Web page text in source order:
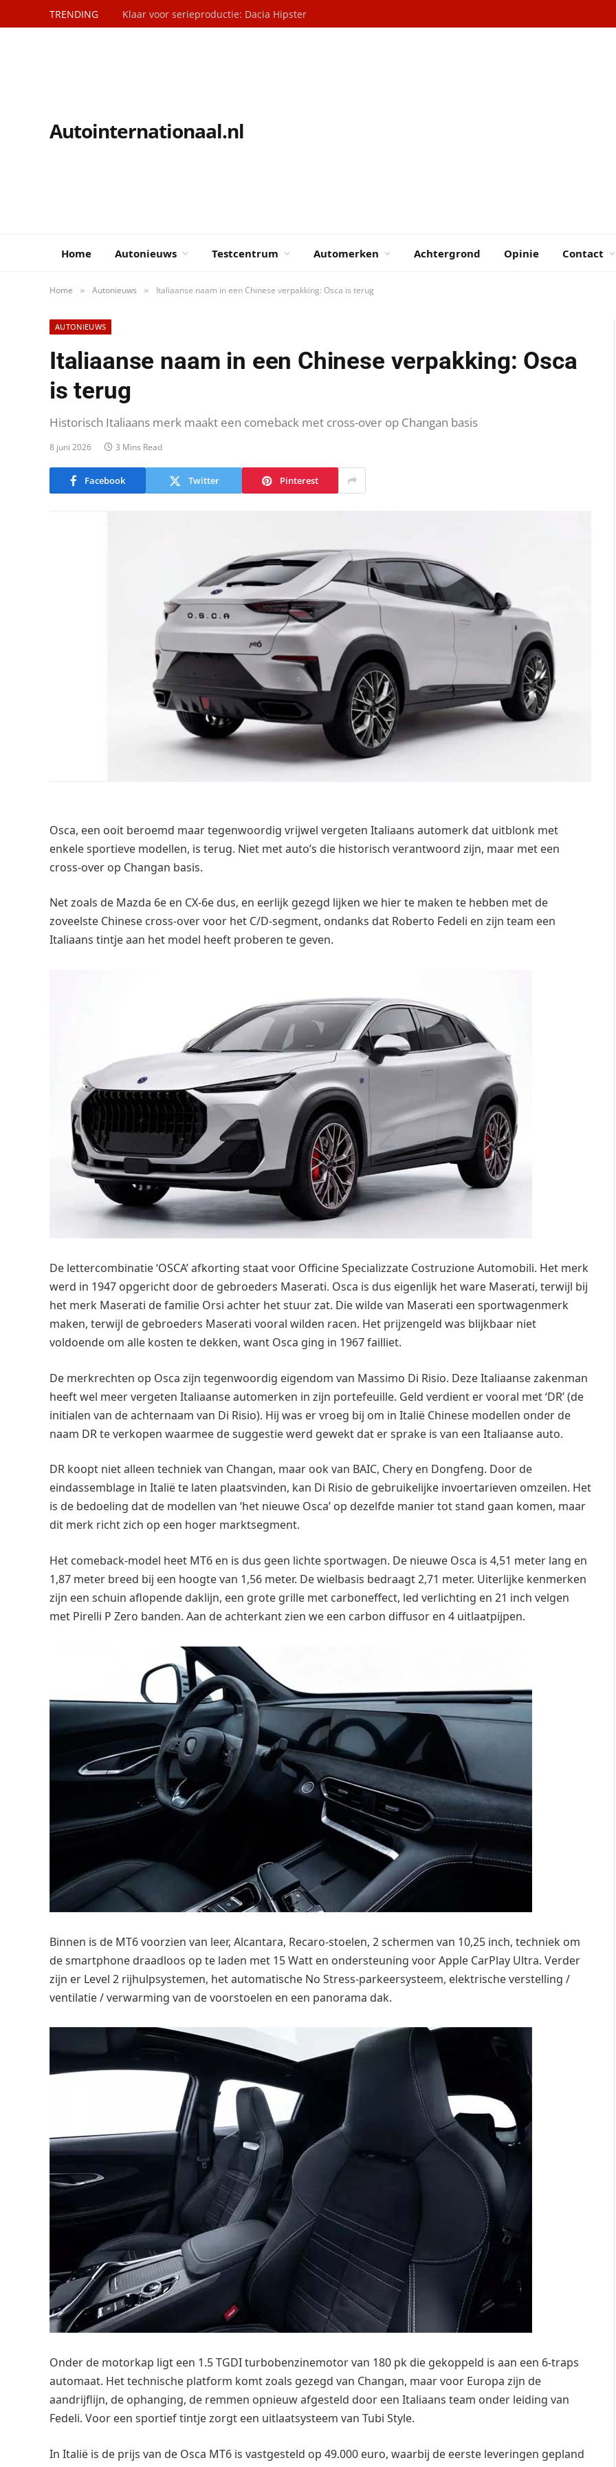
TRENDING Klaar voor serieproductie: Dacia Hipster
Autointernationaal.nl
Home Autonieuws Testcentrum Automerken Achtergrond Opinie Contact
Home » Autonieuws » Italiaanse naam in een Chinese verpakking: Osca is terug
AUTONIEUWS
Italiaanse naam in een Chinese verpakking: Osca
is terug
Historisch Italiaans merk maakt een comeback met cross-over op Changan basis
8 juni 2026 3 Mins Read
Facebook Twitter Pinterest
Osca, een ooit beroemd maar tegenwoordig vrijwel vergeten Italiaans automerk dat uitblonk met
enkele sportieve modellen, is terug. Niet met auto’s die historisch verantwoord zijn, maar met een
cross-over op Changan basis.
Net zoals de Mazda 6e en CX-6e dus, en eerlijk gezegd lijken we hier te maken te hebben met de
zoveelste Chinese cross-over voor het C/D-segment, ondanks dat Roberto Fedeli en zijn team een
Italiaans tintje aan het model heeft proberen te geven.
De lettercombinatie ‘OSCA’ afkorting staat voor Officine Specializzate Costruzione Automobili. Het merk
werd in 1947 opgericht door de gebroeders Maserati. Osca is dus eigenlijk het ware Maserati, terwijl bij
het merk Maserati de familie Orsi achter het stuur zat. Die wilde van Maserati een sportwagenmerk
maken, terwijl de gebroeders Maserati vooral wilden racen. Het prijzengeld was blijkbaar niet
voldoende om alle kosten te dekken, want Osca ging in 1967 failliet.
De merkrechten op Osca zijn tegenwoordig eigendom van Massimo Di Risio. Deze Italiaanse zakenman
heeft wel meer vergeten Italiaanse automerken in zijn portefeuille. Geld verdient er vooral met ‘DR’ (de
initialen van de achternaam van Di Risio). Hij was er vroeg bij om in Italië Chinese modellen onder de
naam DR te verkopen waarmee de suggestie werd gewekt dat er sprake is van een Italiaanse auto.
DR koopt niet alleen techniek van Changan, maar ook van BAIC, Chery en Dongfeng. Door de
eindassemblage in Italië te laten plaatsvinden, kan Di Risio de gebruikelijke invoertarieven omzeilen. Het
is de bedoeling dat de modellen van ‘het nieuwe Osca’ op dezelfde manier tot stand gaan komen, maar
dit merk richt zich op een hoger marktsegment.
Het comeback-model heet MT6 en is dus geen lichte sportwagen. De nieuwe Osca is 4,51 meter lang en
1,87 meter breed bij een hoogte van 1,56 meter. De wielbasis bedraagt 2,71 meter. Uiterlijke kenmerken
zijn een schuin aflopende daklijn, een grote grille met carboneffect, led verlichting en 21 inch velgen
met Pirelli P Zero banden. Aan de achterkant zien we een carbon diffusor en 4 uitlaatpijpen.
Binnen is de MT6 voorzien van leer, Alcantara, Recaro-stoelen, 2 schermen van 10,25 inch, techniek om
de smartphone draadloos op te laden met 15 Watt en ondersteuning voor Apple CarPlay Ultra. Verder
zijn er Level 2 rijhulpsystemen, het automatische No Stress-parkeersysteem, elektrische verstelling /
ventilatie / verwarming van de voorstoelen en een panorama dak.
Onder de motorkap ligt een 1.5 TGDI turbobenzinemotor van 180 pk die gekoppeld is aan een 6-traps
automaat. Het technische platform komt zoals gezegd van Changan, maar voor Europa zijn de
aandrijflijn, de ophanging, de remmen opnieuw afgesteld door een Italiaans team onder leiding van
Fedeli. Voor een sportief tintje zorgt een uitlaatsysteem van Tubi Style.
In Italië is de prijs van de Osca MT6 is vastgesteld op 49.000 euro, waarbij de eerste leveringen gepland